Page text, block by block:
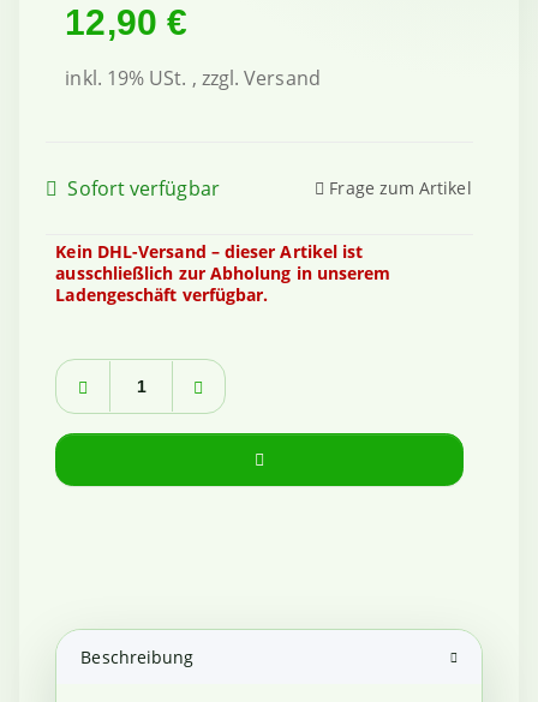
12,90 €
inkl. 19% USt. , zzgl.Versand
Sofort verfügbar Frage zum Artikel
Kein DHL-Versand – dieser Artikel ist
ausschließlich zur Abholung in unserem
Ladengeschäft verfügbar.
Beschreibung